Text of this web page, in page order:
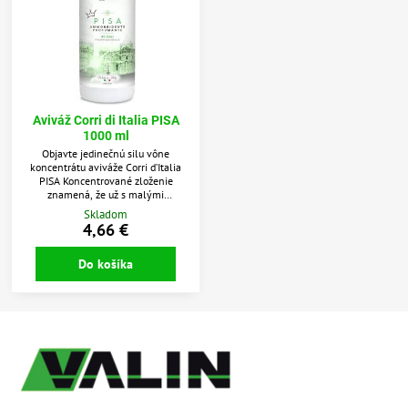
Aviváž Corri di Italia PISA
1000 ml
Objavte jedinečnú silu vône
koncentrátu aviváže Corri d’Italia
PISA Koncentrované zloženie
znamená, že už s malými
množstvami dosiahnete efekt
dokonale voňavého, mäkkého a
ľahko žehliteľného oblečenia.
Skladom
4,66 €
Do košíka